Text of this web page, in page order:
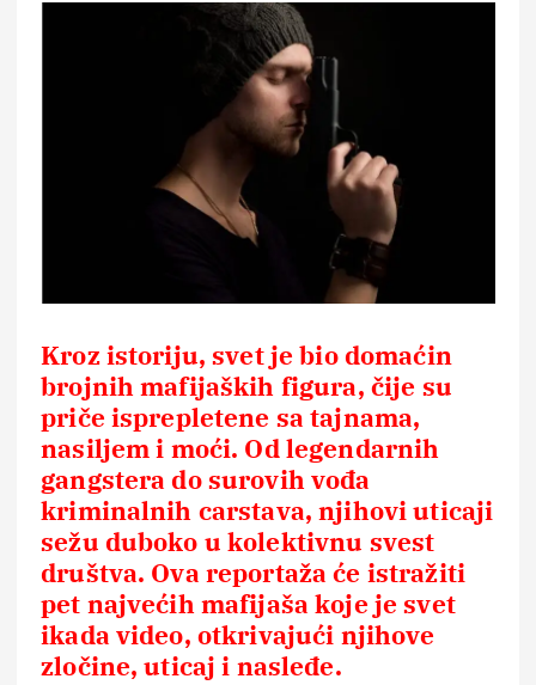
Kroz istoriju, svet je bio domaćin
brojnih mafijaških figura, čije su
priče isprepletene sa tajnama,
nasiljem i moći. Od legendarnih
gangstera do surovih vođa
kriminalnih carstava, njihovi uticaji
sežu duboko u kolektivnu svest
društva. Ova reportaža će istražiti
pet najvećih mafijaša koje je svet
ikada video, otkrivajući njihove
zločine, uticaj i nasleđe.